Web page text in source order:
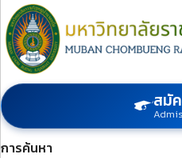
สมั
การค้นหา